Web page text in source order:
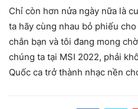
Chỉ còn hơn nửa ngày nữa là
ta hãy cùng nhau bỏ phiếu
chắn bạn và tôi đang mong
chúng ta tại MSI 2022, phải
Quốc ca trở thành nhạc nền